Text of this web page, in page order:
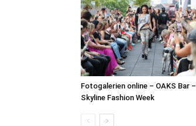
Fotogalerien online – OAKS Bar –
Skyline Fashion Week